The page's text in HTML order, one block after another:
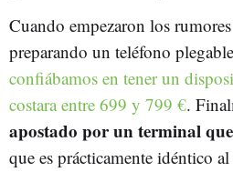
Cuando empezaron los
preparando un teléfono
confiábamos en tener un
costara entre 699 y 799 €.
apostado por un terminal
que es prácticamente idéntico